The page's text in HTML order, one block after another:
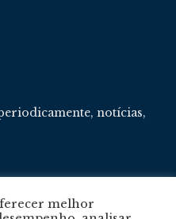
notícias,
melhor